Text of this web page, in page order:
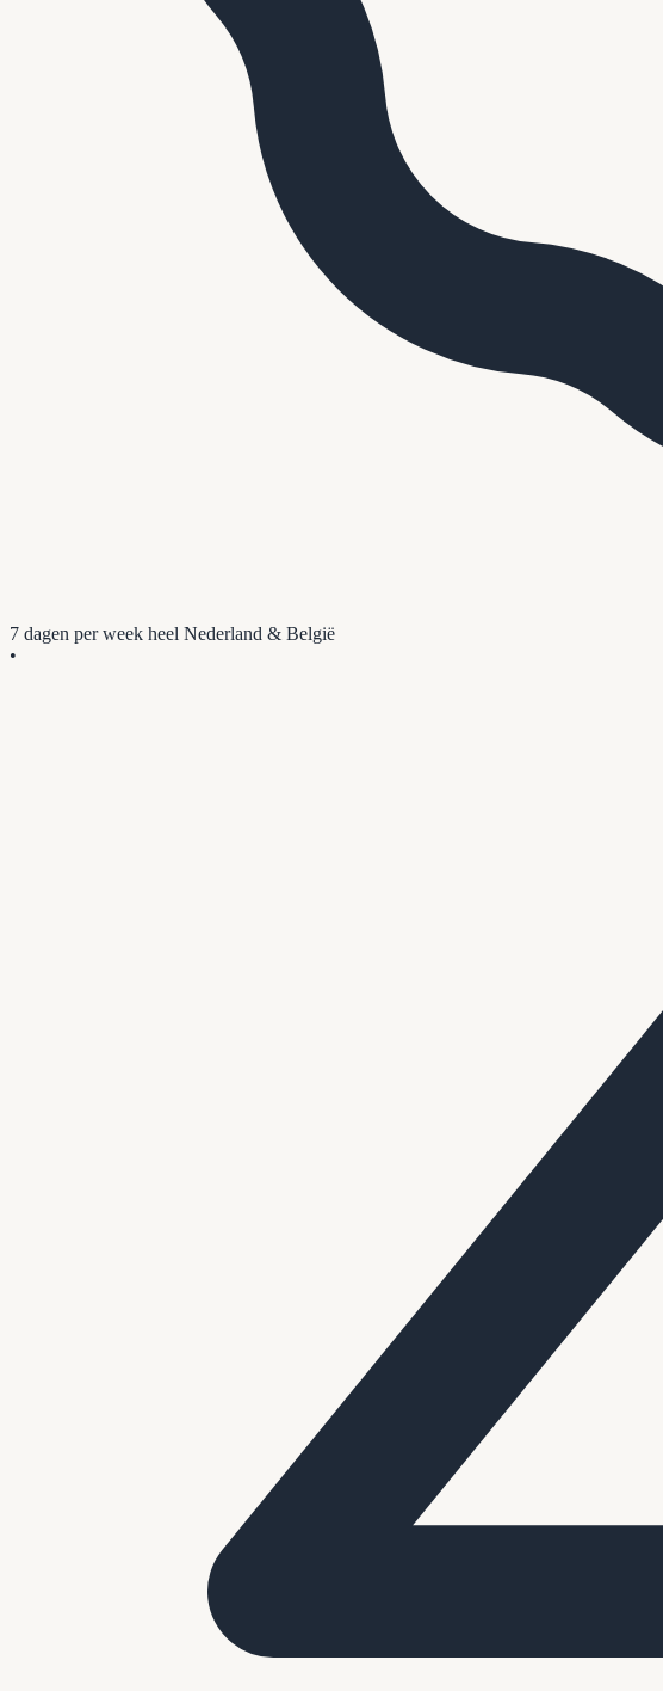
7 dagen per week heel Nederland & België
•